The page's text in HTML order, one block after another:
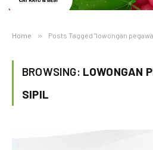
Home » Posts Tagged "lowongan
BROWSING: LOWONGAN
SIPIL